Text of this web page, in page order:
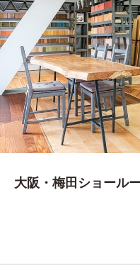
大阪・梅田ショール